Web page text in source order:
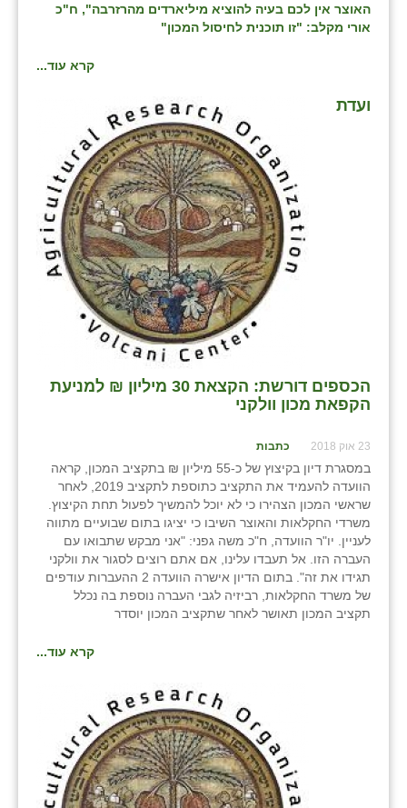
האוצר אין לכם בעיה להוציא מיליארדים מהרזרבה", ח"כ
אורי מקלב: "זו תוכנית לחיסול המכון"
קרא עוד...
ועדת
הכספים דורשת: הקצאת 30 מיליון ₪ למניעת
הקפאת מכון וולקני
23 אוק 2018 כתבות
במסגרת דיון בקיצוץ של כ-55 מיליון ₪ בתקציב המכון, קראה
הוועדה להעמיד את התקציב כתוספת לתקציב 2019, לאחר
שראשי המכון הצהירו כי לא יוכל להמשיך לפעול תחת הקיצוץ.
משרדי החקלאות והאוצר השיבו כי יציגו בתום שבועיים מתווה
לעניין. יו"ר הוועדה, ח"כ משה גפני: "אני מבקש שתבואו עם
העברה הזו. אל תעבדו עלינו, אם אתם רוצים לסגור את וולקני
תגידו את זה". בתום הדיון אישרה הוועדה 2 ההעברות עודפים
של משרד החקלאות, רביזיה לגבי העברה נוספת בה נכלל
תקציב המכון תאושר לאחר שתקציב המכון יוסדר
קרא עוד...